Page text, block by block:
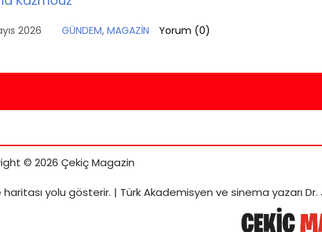
2026 GÜNDEM, MAGAZİN Yorum (0)
© 2026 Çekiç Magazin
haritasıyolu gösterir. | Türk Akademisyen ve sinema yazarı